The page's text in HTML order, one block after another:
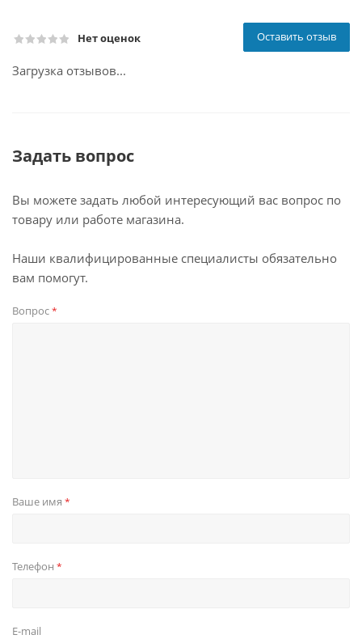
Нет оценок Оставить отзыв
Загрузка отзывов...
Задать вопрос
Вы можете задать любой интересующий вас вопрос по
товару или работе магазина.
Наши квалифицированные специалисты обязательно
вам помогут.
Вопрос*
Ваше имя *
Телефон *
E-mail